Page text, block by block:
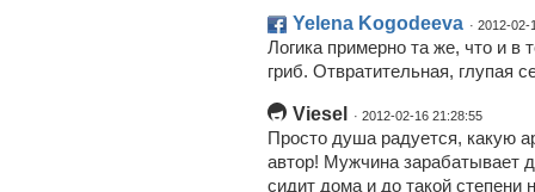
Yelena Kogodeeva · 2012-02-
Логика примерно та же, что и в
гриб. Отвратительная, глупая
Viesel · 2012-02-16 21:28:55
Просто душа радуется, какую
автор! Мужчина зарабатывает
сидит дома и до такой степени